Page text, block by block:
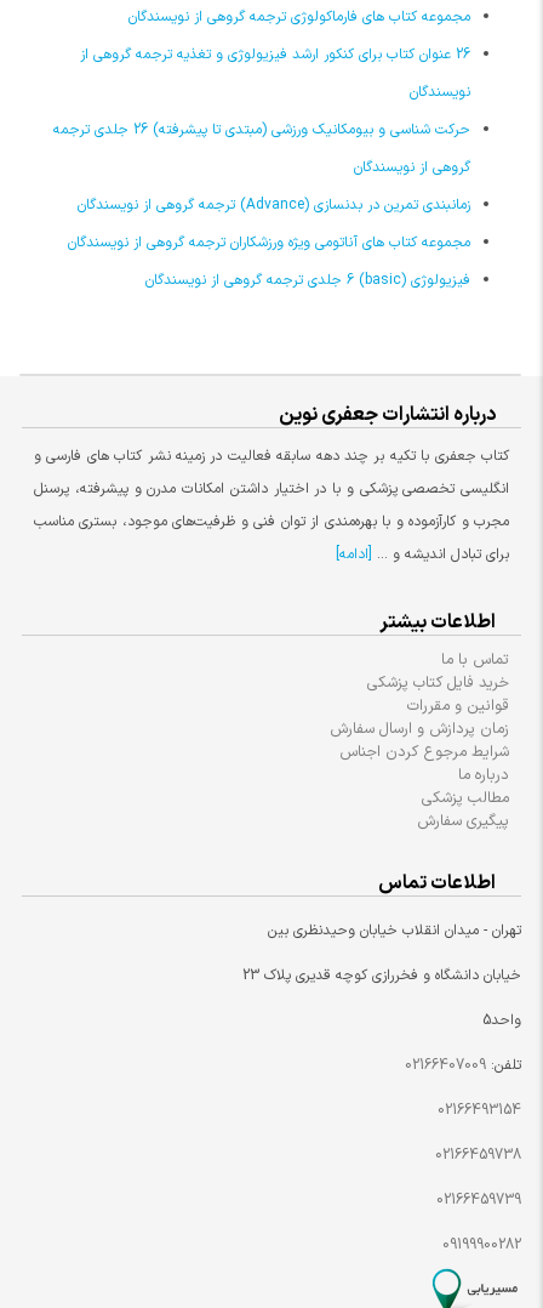
مجموعه کتاب های فارماکولوژی ترجمه گروهی از نویسندگان
26 عنوان کتاب برای کنکور ارشد فیزیولوژی و تغذیه ترجمه گروهی از
نویسندگان
حرکت شناسی و بیومکانیک ورزشی (مبتدی تا پیشرفته) 26 جلدی ترجمه
گروهی از نویسندگان
زمانبندی تمرین در بدنسازی (Advance) ترجمه گروهی از نویسندگان
مجموعه کتاب های آناتومی ویژه ورزشکاران ترجمه گروهی از نویسندگان
فیزیولوژی (basic) 6 جلدی ترجمه گروهی از نویسندگان
درباره انتشارات جعفری نوین
کتاب جعفری با تکیه بر چند دهه سابقه فعالیت در زمینه نشر کتاب های فارسی و
انگلیسی تخصصی پزشکی و با در اختیار داشتن امکانات مدرن و پیشرفته، پرسنل
مجرب و کارآزموده و با بهره‌مندی از توان فنی و ظرفیت‌های موجود، بستری مناسب
برای تبادل اندیشه و ... [ادامه]
اطلاعات بیشتر
تماس با ما
خرید فایل کتاب پزشکی
قوانین و مقررات
زمان پردازش و ارسال سفارش
شرایط مرجوع کردن اجناس
درباره ما
مطالب پزشکی
پیگیری سفارش
اطلاعات تماس
تهران - میدان انقلاب خیابان وحیدنظری بین
خیابان دانشگاه و فخررازی کوچه قدیری پلاک 23
واحد5
تلفن: 02166407009
02166493154
02166459738
02166459739
09199900282